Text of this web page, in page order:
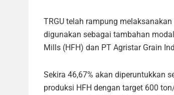
TRGU telah rampung
digunakan sebagai tambahan
Mills (HFH) dan PT Agristar Grain
Sekira 46,67% akan diperuntukkan
produksi HFH dengan target 600